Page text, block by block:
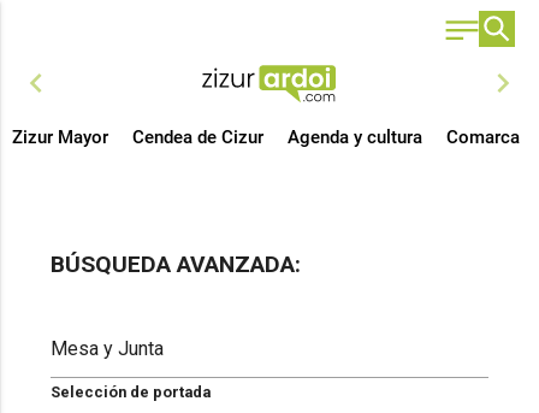
chevron_left chevron_right
Zizur Mayor Cendea de Cizur Agenda y cultura Comarca
BÚSQUEDA AVANZADA:
Selección de portada